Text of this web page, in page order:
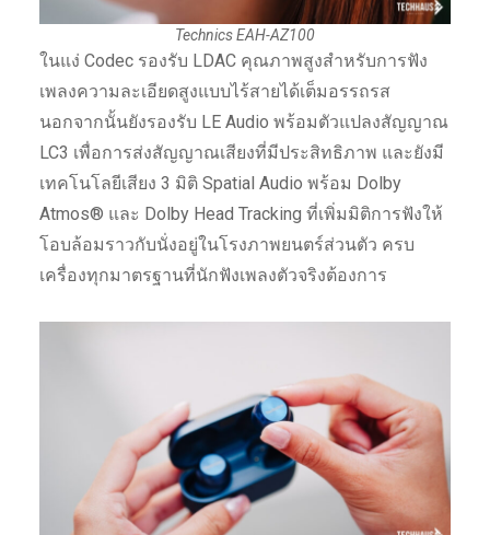
Technics EAH-AZ100
ในแง่ Codec รองรับ LDAC คุณภาพสูงสำหรับการฟัง
เพลงความละเอียดสูงแบบไร้สายได้เต็มอรรถรส
นอกจากนั้นยังรองรับ LE Audio พร้อมตัวแปลงสัญญาณ
LC3 เพื่อการส่งสัญญาณเสียงที่มีประสิทธิภาพ และยังมี
เทคโนโลยีเสียง 3 มิติ Spatial Audio พร้อม Dolby
Atmos® และ Dolby Head Tracking ที่เพิ่มมิติการฟังให้
โอบล้อมราวกับนั่งอยู่ในโรงภาพยนตร์ส่วนตัว ครบ
เครื่องทุกมาตรฐานที่นักฟังเพลงตัวจริงต้องการ